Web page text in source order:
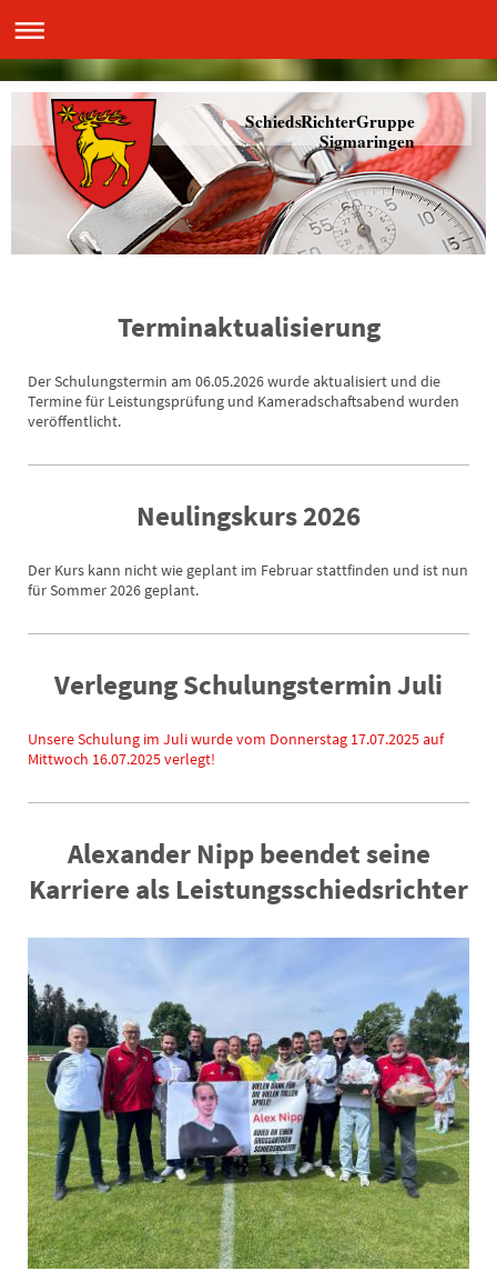
SchiedsRichterGruppe
Sigmaringen
Terminaktualisierung
Der Schulungstermin am 06.05.2026 wurde aktualisiert und die
Termine für Leistungsprüfung und Kameradschaftsabend wurden
veröffentlicht.
Neulingskurs 2026
Der Kurs kann nicht wie geplant im Februar stattfinden und ist nun
für Sommer 2026 geplant.
Verlegung Schulungstermin Juli
Unsere Schulung im Juli wurde vom Donnerstag 17.07.2025 auf
Mittwoch 16.07.2025 verlegt!
Alexander Nipp beendet seine
Karriere als Leistungsschiedsrichter